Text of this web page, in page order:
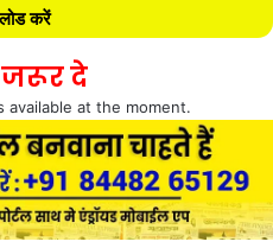
करें
दे
available at the moment.